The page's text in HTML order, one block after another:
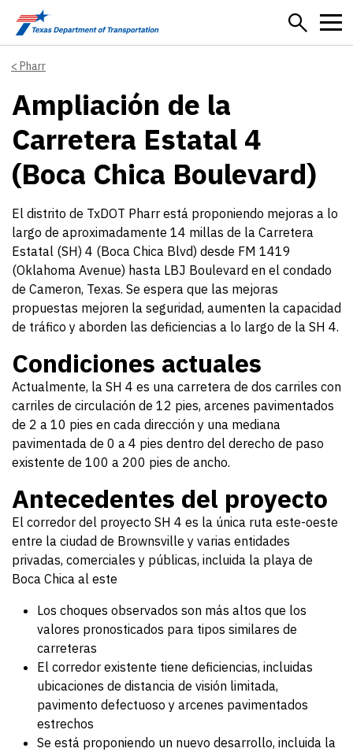
Skip to main content
Pharr
Ampliación de la
Carretera Estatal 4
(Boca Chica Boulevard)
El distrito de TxDOT Pharr está proponiendo mejoras a lo
largo de aproximadamente 14 millas de la Carretera
Estatal (SH) 4 (Boca Chica Blvd) desde FM 1419
(Oklahoma Avenue) hasta LBJ Boulevard en el condado
de Cameron, Texas. Se espera que las mejoras
propuestas mejoren la seguridad, aumenten la capacidad
de tráfico y aborden las deficiencias a lo largo de la SH 4.
Condiciones actuales
Actualmente, la SH 4 es una carretera de dos carriles con
carriles de circulación de 12 pies, arcenes pavimentados
de 2 a 10 pies en cada dirección y una mediana
pavimentada de 0 a 4 pies dentro del derecho de paso
existente de 100 a 200 pies de ancho.
Antecedentes del proyecto
El corredor del proyecto SH 4 es la única ruta este-oeste
entre la ciudad de Brownsville y varias entidades
privadas, comerciales y públicas, incluida la playa de
Boca Chica al este
Los choques observados son más altos que los
valores pronosticados para tipos similares de
carreteras
El corredor existente tiene deficiencias, incluidas
ubicaciones de distancia de visión limitada,
pavimento defectuoso y arcenes pavimentados
estrechos
Se está proponiendo un nuevo desarrollo, incluida la